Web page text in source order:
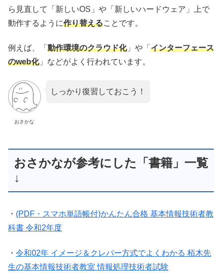
ら見直して「新しいOS」や「新しいハードウェア」上で
動作するように作り替えることです。
例えば、「 動作環境のクラウド化」や「 インターフェース
のweb化」などがよく行われています。
おさかな
しっかり復習しておこう！
おさかなが参考にした「書籍」一覧
↓
・ (PDF・スマホ単語帳付)かんたん合格 基本情報技術者教
科書 令和2年度
・ 令和02年 イメージ＆クレバー方式でよくわかる 栢木先
生の基本情報技術者教室 情報処理技術者試験